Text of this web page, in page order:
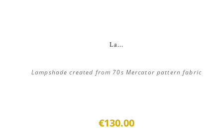
La...
Lampshade created from 70s Mercator pattern fabric
€130.00